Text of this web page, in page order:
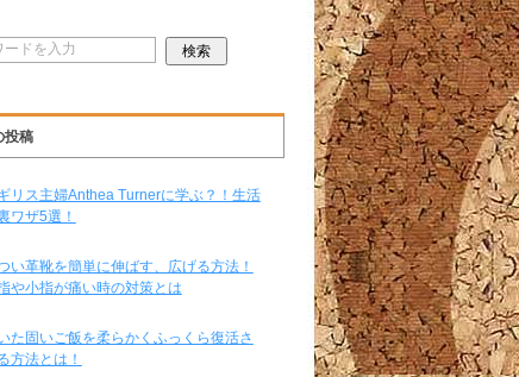
投稿
リス主婦Anthea Turnerに学ぶ？！生活
ワザ5選！
い革靴を簡単に伸ばす、広げる方法！
や小指が痛い時の対策とは
た固いご飯を柔らかくふっくら復活さ
方法とは！